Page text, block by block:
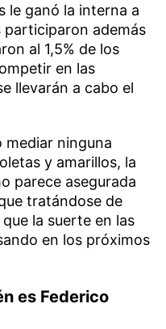
le ganó la interna a
participaron además
al 1,5% de los
en las
llevarán a cabo el
mediar ninguna
y amarillos, la
parece asegurada
tratándose de
la suerte en las
en los próximos
es Federico